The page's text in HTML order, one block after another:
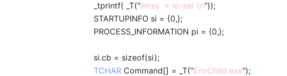
_tprintf( _T("limsy -> lo-ser \n"));
STARTUPINFO si = {0,};
PROCESS_INFORMATION pi = {0,};
si.cb = sizeof(si);
TCHAR Command[] = _T("EnvChild.exe");